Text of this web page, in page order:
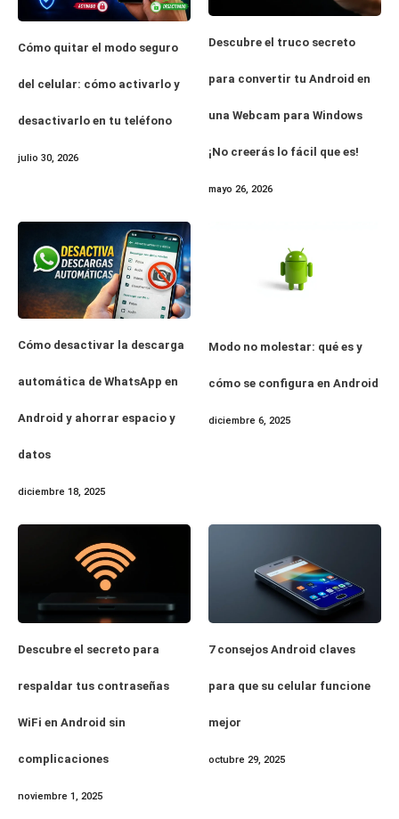
Cómo quitar el modo seguro
del celular: cómo activarlo y
desactivarlo en tu teléfono
julio 30, 2026
Descubre el truco secreto
para convertir tu Android en
una Webcam para Windows
¡No creerás lo fácil que es!
mayo 26, 2026
Cómo desactivar la descarga
automática de WhatsApp en
Android y ahorrar espacio y
datos
diciembre 18, 2025
Modo no molestar: qué es y
cómo se configura en Android
diciembre 6, 2025
Descubre el secreto para
respaldar tus contraseñas
WiFi en Android sin
complicaciones
noviembre 1, 2025
7 consejos Android claves
para que su celular funcione
mejor
octubre 29, 2025